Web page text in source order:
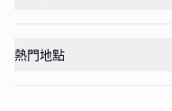
熱門地點